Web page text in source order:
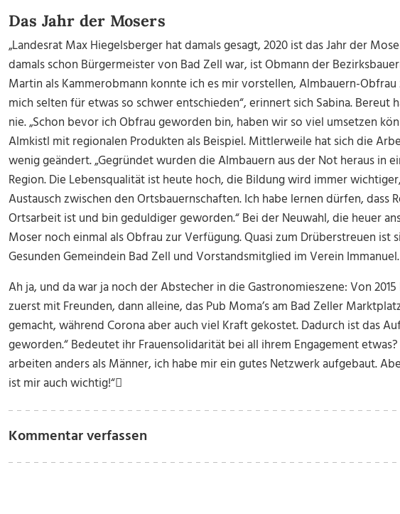
Das Jahr der Mosers
„Landesrat Max Hiegelsberger hat damals gesagt, 2020 ist das Jahr der
damals schon Bürgermeister von Bad Zell war, ist Obmann der
Martin als Kammerobmann konnte ich es mir vorstellen, Almbauern-
mich selten für etwas so schwer entschieden“, erinnert sich Sabina. Bereut
nie. „Schon bevor ich Obfrau geworden bin, haben wir so viel umsetzen
Almkistl mit regionalen Produkten als Beispiel. Mittlerweile hat sich die
wenig geändert. „Gegründet wurden die Almbauern aus der Not heraus in
Region. Die Lebensqualität ist heute hoch, die Bildung wird immer
Austausch zwischen den Ortsbauernschaften. Ich habe lernen dürfen, dass
Ortsarbeit ist und bin geduldiger geworden.“ Bei der Neuwahl, die heuer
Moser noch einmal als Obfrau zur Verfügung. Quasi zum Drüberstreuen ist
Gesunden Gemeindein Bad Zell und Vorstandsmitglied im Verein Immanuel.
Ah ja, und da war ja noch der Abstecher in die Gastronomieszene: Von
zuerst mit Freunden, dann alleine, das Pub Moma’s am Bad Zeller
gemacht, während Corona aber auch viel Kraft gekostet. Dadurch ist das
geworden.“Bedeutet ihr Frauensolidarität bei all ihrem Engagement etwas?
arbeiten anders als Männer, ich habe mir ein gutes Netzwerk aufgebaut.
ist mir auch wichtig!“
Kommentar verfassen